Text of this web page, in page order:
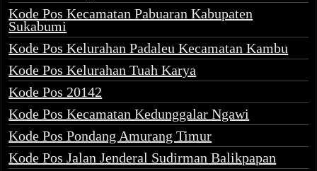
Kode Pos Kecamatan Pabuaran Kabupaten
Sukabumi
Kode Pos Kelurahan Padaleu Kecamatan Kambu
Kode Pos Kelurahan Tuah Karya
Kode Pos 20142
Kode Pos Kecamatan Kedunggalar Ngawi
Kode Pos Pondang Amurang Timur
Kode Pos Jalan Jenderal Sudirman Balikpapan